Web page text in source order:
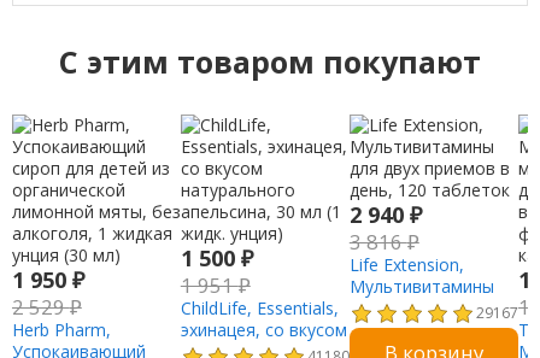
C этим товаром покупают
1 950 ₽
2 529₽
Herb Pharm,
Успокаивающий
1 500 ₽
1 951₽
ChildLife, Essentials,
эхинацея, со вкусом
натурального
2 940 ₽
3 816₽
Life Extension,
Мультивитамины
для двух приемов в
день, 120 таблеток
29167
В корзину